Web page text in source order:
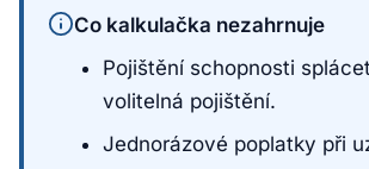
Co kalkulačka nezahrnuje
Pojištění schopnosti
volitelná pojištění.
Jednorázové poplatky při